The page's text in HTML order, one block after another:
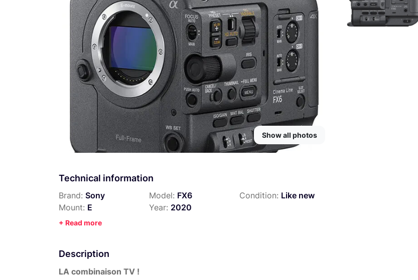
Show all photos
Technical information
Brand: Sony Model: FX6 Condition: Like new
Mount: E Year: 2020
+ Read more
Description
LA combinaison TV !